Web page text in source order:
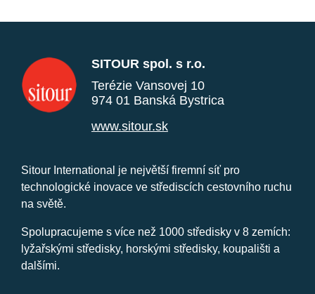
SITOUR spol. s r.o.
Terézie Vansovej 10
974 01 Banská Bystrica
www.sitour.sk
Sitour International je největší firemní síť pro
technologické inovace ve střediscích cestovního ruchu
na světě.
Spolupracujeme s více než 1000 středisky v 8 zemích:
lyžařskými středisky, horskými středisky, koupališti a
dalšími.